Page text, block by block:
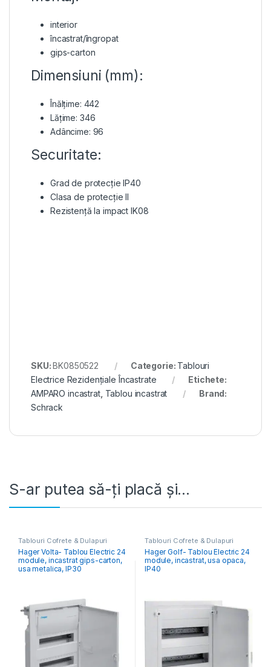
interior
încastrat/îngropat
gips-carton
Dimensiuni (mm):
Înălțime: 442
Lățime: 346
Adâncime: 96
Securitate:
Grad de protecție IP40
Clasa de protecție II
Rezistență la impact IK08
SKU:BK0850522 Categorie: Tablouri
Electrice Rezidențiale Încastrate
Etichete:
AMPARO incastrat, Tablou incastrat
Brand:
Schrack
S-ar putea să-ți placă și…
Tablouri Cofrete & Dulapuri
Electrice ,Tablouri Electrice
Rezidențiale
Hager Volta- Tablou Electric 24
module, incastrat gips-carton,
usa metalica, IP30
Tablouri Cofrete & Dulapuri
Electrice Tablouri Electrice
Rezidențiale Încastrate
Hager Golf- Tablou Electric 24
module, incastrat, usa opaca,
IP40